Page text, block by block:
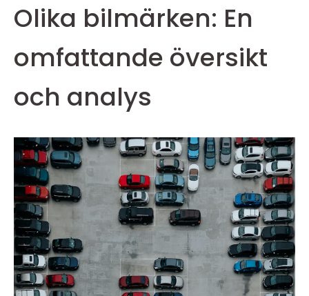
Olika bilmärken: En
omfattande översikt
och analys